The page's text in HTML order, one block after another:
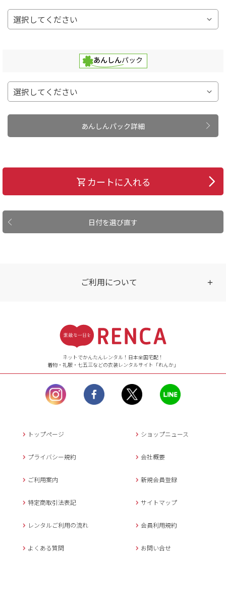
あんしんパック詳細
日付を選び直す
カートに入れる
ご利用について
【ご注文（インターネット）】
24時間年中無休
【お問い合わせ窓口（メー
ル）】10:00~17:00
土曜日、日曜日、臨
時休業日を除く。
営業時間外にいただ
返信させていただきま
年末年始、大型連休
メールでのお問い合わせ
ネットでかんたんレンタル！日本全国宅配！
着物・礼服・七五三などの衣装レンタルサイト「れんか」
トップページ ショップニュース
プライバシー規約 会社概要
ご利用案内 新規会員登録
特定商取引法表記 サイトマップ
レンタルご利用の流れ 会員利用規約
よくある質問 お問い合せ